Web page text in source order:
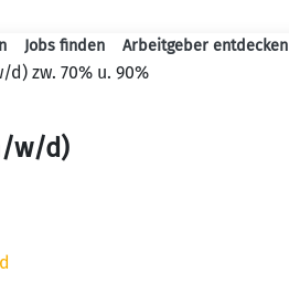
Haupt-Navigation
Jobs finden
Arbeitgeber entdecken
zw. 70% u. 90%
w/d)